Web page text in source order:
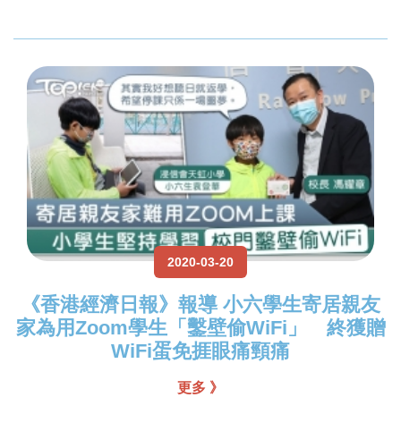
2020-03-20
《香港經濟日報》報導 小六學生寄居親友
家為用Zoom學生「鑿壁偷WiFi」 終獲贈
WiFi蛋免捱眼痛頸痛
更多 》